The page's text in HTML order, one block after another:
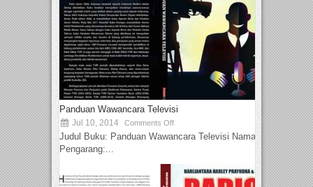
Panduan Wawancara Televisi
Jul 10, 2014 Comments Off
Judul Buku: Panduan Wawancara Televisi Nama
Pengarang:...